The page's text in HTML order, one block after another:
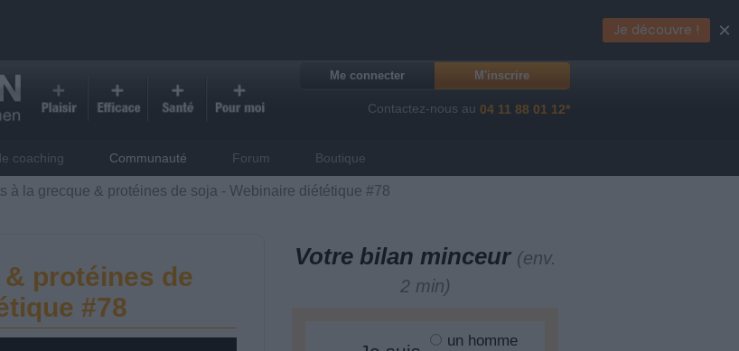
Me connecter M'inscrire
Contactez-nous au 04 11 88 01 12*
coaching Communauté Forum Boutique
à la grecque & protéines de soja - Webinaire diététique #78
protéines de
#78
Votre bilan minceur (env.
2 min)
un homme
Je découvre ! ×